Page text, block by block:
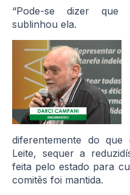
“Pode-se dizer que
sublinhou ela.
diferentemente do
Leite, sequer a
feita pelo estado para
comitês foi mantida.